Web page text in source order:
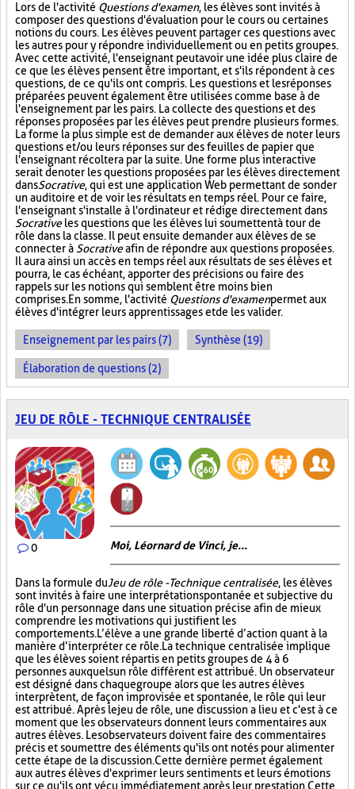
Lors de l'activité Questions d'examen, les élèves sont invités à
composer des questions d'évaluation pour le cours ou certaines
notions du cours. Les élèves peuvent partager ces questions avec
les autres pour y répondre individuellement ou en petits groupes.
Avec cette activité, l'enseignant peut avoir une idée plus claire de
ce que les élèves pensent être important, et s'ils répondent à ces
questions, de ce qu'ils ont compris. Les questions et les réponses
préparées peuvent également être utilisées comme base à de
l'enseignement par les pairs. La collecte des questions et des
réponses proposées par les élèves peut prendre plusieurs formes.
La forme la plus simple est de demander aux élèves de noter leurs
questions et/ou leurs réponses sur des feuilles de papier que
l'enseignant récoltera par la suite. Une forme plus interactive
serait de noter les questions proposées par les élèves directement
dansSocrative, qui est une application Web permettant de sonder
un auditoire et de voir les résultats en temps réel. Pour ce faire,
l'enseignant s'installe à l'ordinateur et rédige directement dans
Socrativeles questions que les élèves lui soumettent à tour de
rôle dans la classe. Il peut ensuite demander aux élèves de se
connecter à Socrativeafin de répondre aux questions proposées.
Il aura ainsi un accès en temps réel aux résultats de ses élèves et
pourra, le cas échéant, apporter des précisions ou faire des
rappels sur les notions qui semblent être moins bien
comprises. En somme, l'activité Questions d'examenpermet aux
élèves d'intégrer leurs apprentissages et de les valider.
Enseignement par les pairs (7) Synthèse (19)
Élaboration de questions (2)
JEU DE RÔLE - TECHNIQUE CENTRALISÉE
0 Moi, Léornard de Vinci, je...
Dans la formule duJeu de rôle - Technique centralisée, les élèves
sont invités à faire une interprétation spontanée et subjective du
rôle d'un personnage dans une situation précise afin de mieux
comprendre les motivations qui justifient les
comportements. L’élève a une grande liberté d’action quant à la
manière d’interpréter ce rôle. La technique centralisée implique
que les élèves soient répartis en petits groupes de 4 à 6
personnes auxquels un rôle différent est attribué. Un observateur
est désigné dans chaque groupe alors que les autres élèves
interprètent, de façon improvisée et spontanée, le rôle qui leur
est attribué. Après le jeu de rôle, une discussion a lieu et c'est à ce
moment que les observateurs donnent leurs commentaires aux
autres élèves. Les observateurs doivent faire des commentaires
précis et soumettre des éléments qu'ils ont notés pour alimenter
cette étape de la discussion. Cette dernière permet également
aux autres élèves d'exprimer leurs sentiments et leurs émotions
sur ce qu'ils ont vécu immédiatement après leur prestation. Cette